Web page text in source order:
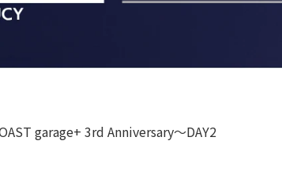
garage+ 3rd Anniversary〜DAY2